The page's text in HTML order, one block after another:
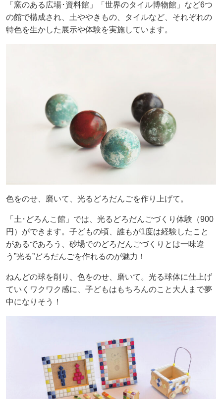
「窯のある広場･資料館」「世界のタイル博物館」など6つ
の館で構成され、土ややきもの、タイルなど、それぞれの
特色を生かした展示や体験を実施しています。
色をのせ、磨いて、光るどろだんごを作り上げて。
「土･どろんこ館」では、光るどろだんごづくり体験（900
円）ができます。子どもの頃、誰もが1度は経験したこと
があるであろう、砂場でのどろだんごづくりとは一味違
う”光る”どろだんごを作れるのが魅力！
ねんどの球を削り、色をのせ、磨いて。光る球体に仕上げ
ていくワクワク感に、子どもはもちろんのこと大人まで夢
中になりそう！